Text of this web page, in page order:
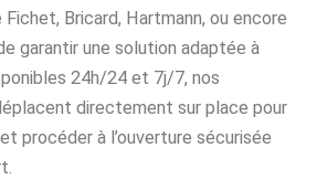
Bricard, Hartmann, ou encore
garantir une solution adaptée à
24h/24 et 7j/7, nos
directement sur place pour
procéder à l’ouverture sécurisée